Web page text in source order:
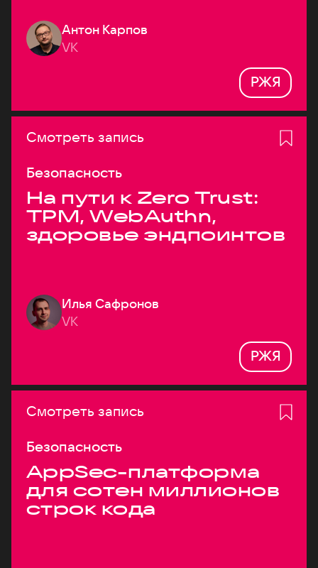
Антон Карпов
VK
РЖЯ
Смотреть запись
Безопасность
На пути к Zero Trust:
TPM, WebAuthn,
здоровье эндпоинтов
Илья Сафронов
VK
РЖЯ
Смотреть запись
Безопасность
AppSec-платформа
для сотен миллионов
строк кода